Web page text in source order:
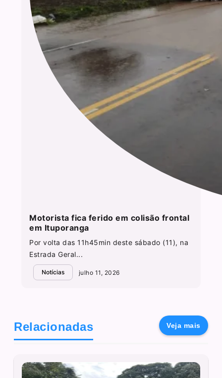
Motorista fica ferido em colisão frontal
em Ituporanga
Por volta das 11h45min deste sábado (11), na
Estrada Geral...
Notícias julho 11, 2026
Relacionadas Veja mais